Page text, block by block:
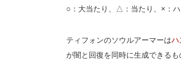
○：大当たり、△：当たり、×：ハ
ティフォンのソウルアーマーはハ
が闇と回復を同時に生成できるも